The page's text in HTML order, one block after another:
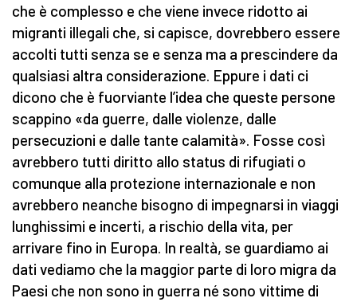
che è complesso e che viene invece ridotto ai
migranti illegali che, si capisce, dovrebbero essere
accolti tutti senza se e senza ma a prescindere da
qualsiasi altra considerazione. Eppure i dati ci
dicono che è fuorviante l’idea che queste persone
scappino «da guerre, dalle violenze, dalle
persecuzioni e dalle tante calamità». Fosse così
avrebbero tutti diritto allo status di rifugiati o
comunque alla protezione internazionale e non
avrebbero neanche bisogno di impegnarsi in viaggi
lunghissimi e incerti, a rischio della vita, per
arrivare fino in Europa. In realtà, se guardiamo ai
dati vediamo che la maggior parte di loro migra da
Paesi che non sono in guerra né sono vittime di